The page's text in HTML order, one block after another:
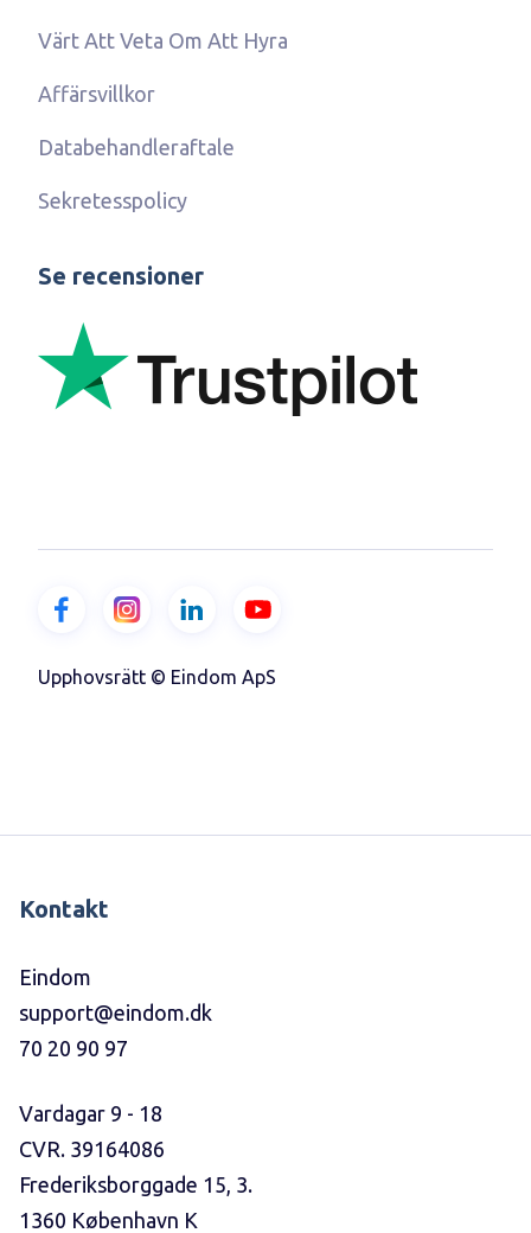
Värt Att Veta Om Att Hyra
Affärsvillkor
Databehandleraftale
Sekretesspolicy
Se recensioner
Upphovsrätt © Eindom ApS
Kontakt
Eindom
support@eindom.dk
70 20 90 97
Vardagar 9 - 18
CVR. 39164086
Frederiksborggade 15, 3.
1360 København K